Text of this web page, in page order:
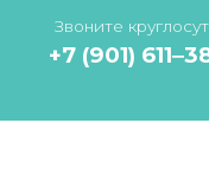
Звоните
+7 (901)